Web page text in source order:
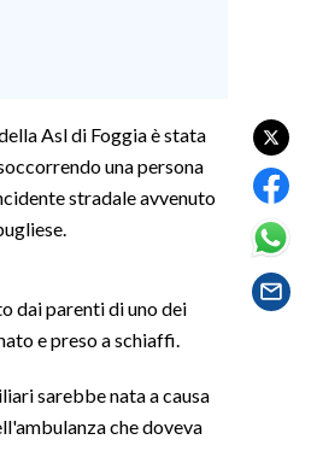
Asl di Foggia è stata
una persona
stradale avvenuto
dai parenti di uno dei
e preso a schiaffi.
sarebbe nata a causa
che doveva